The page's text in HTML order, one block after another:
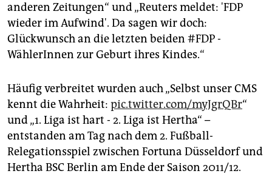
anderen Zeitungen“ und „Reuters meldet: 'FDP
wieder im Aufwind'. Da sagen wir doch:
Glückwunsch an die letzten beiden #FDP -
WählerInnen zur Geburt ihres Kindes.“
Häufig verbreitet wurden auch „Selbst unser CMS
kennt die Wahrheit: pic.twitter.com/myJgrQBr“
und „1. Liga ist hart - 2. Liga ist Hertha“ –
entstanden am Tag nach dem 2. Fußball-
Relegationsspiel zwischen Fortuna Düsseldorf und
Hertha BSC Berlin am Ende der Saison 2011/12.